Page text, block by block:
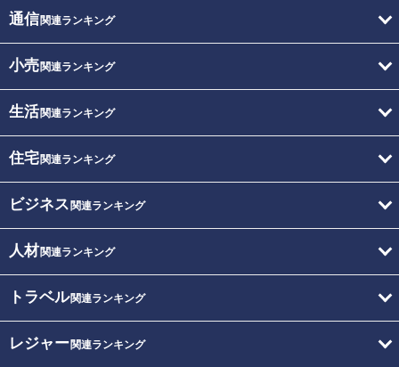
通信関連ランキング
小売関連ランキング
生活関連ランキング
住宅関連ランキング
ビジネス 関連ランキング
人材関連ランキング
トラベル関連ランキング
レジャー関連ランキング